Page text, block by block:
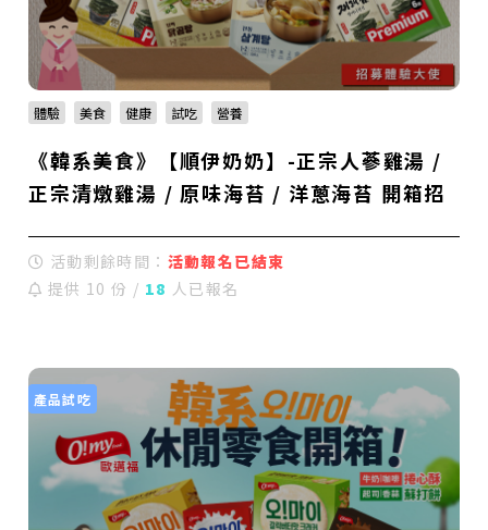
體驗 美食 健康 試吃 營養
《韓系美食》【順伊奶奶】-正宗人蔘雞湯 /
正宗清燉雞湯 / 原味海苔 / 洋蔥海苔 開箱招
活動剩餘時間： 活動報名已結束
提供 10 份 / 18 人已報名
產品試吃